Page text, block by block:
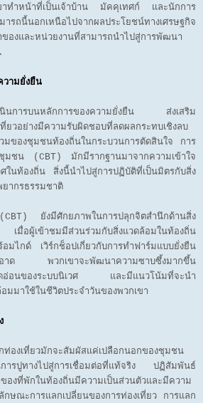
ขาทำหน้าที่เป็นเจ้าบ้าน มัคคุเทศก์ และนักการ
รถนี้นอกเหนือไปจากผลประโยชน์ทางเศรษฐกิจ
ของและหน่วยงานที่สามารถนำไปสู่การพัฒนา
วามยั่งยืน
เนินการบนหลักการของความยั่งยืน ส่งเสริม
ยวอย่างมีความรับผิดชอบที่ลดผลกระทบเชิงลบ
มของชุมชนท้องถิ่นในกระบวนการตัดสินใจ การ
ชน (CBT) มักมีรากฐานมาจากความเข้าใจ
ศในท้องถิ่น สิ่งนี้นำไปสู่การปฏิบัติที่เป็นมิตรกับสิ่ง
ากรธรรมชาติ
ยังมีศักยภาพในการปลุกจิตสำนึกด้านสิ่ง
มื่อผู้เข้าชมมีส่วนร่วมกับสิ่งแวดล้อมในท้องถิ่น
มไกด์ เวิร์กช็อปเกี่ยวกับการทำฟาร์มแบบยั่งยืน
ะอาด พวกเขาจะพัฒนาความซาบซึ้งมากขึ้น
ดอ่อนของระบบนิเวศ และมีแนวโน้มที่จะนำ
มมาใช้ในชีวิตประจำวันของพวกเขา
ท่องเที่ยวมักจะสัมผัสแค่เปลือกนอกของชุมชน
การปูทางไปสู่การเชื่อมต่อที่แท้จริง ปฏิสัมพันธ์
ของที่พักในท้องถิ่นมีความเป็นส่วนตัวและมีความ
ษณะการแลกเปลี่ยนของการท่องเที่ยว การแลก